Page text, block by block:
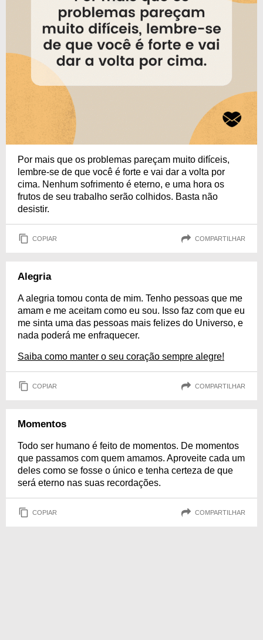
Por mais que os problemas pareçam muito difíceis,
lembre-se de que você é forte e vai dar a volta por
cima. Nenhum sofrimento é eterno, e uma hora os
frutos de seu trabalho serão colhidos. Basta não
desistir.
COPIAR COMPARTILHAR
Alegria
A alegria tomou conta de mim. Tenho pessoas que me
amam e me aceitam como eu sou. Isso faz com que eu
me sinta uma das pessoas mais felizes do Universo, e
nada poderá me enfraquecer.
Saiba como manter o seu coração sempre alegre!
COPIAR COMPARTILHAR
Momentos
Todo ser humano é feito de momentos. De momentos
que passamos com quem amamos. Aproveite cada um
deles como se fosse o único e tenha certeza de que
será eterno nas suas recordações.
COPIAR COMPARTILHAR